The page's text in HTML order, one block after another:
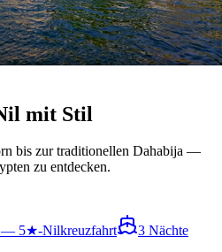
mit Stil
bis zur traditionellen Dahabija —
zu entdecken.
3 Nächte